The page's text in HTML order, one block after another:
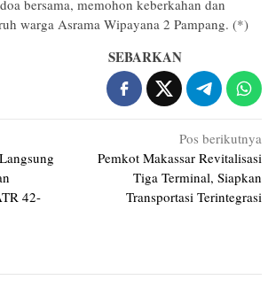
bersama, memohon keberkahan dan
warga Asrama Wipayana 2 Pampang. (*)
SEBARKAN
42-
Pos berikutnya
Pemkot Makassar Revitalisasi
Tiga Terminal, Siapkan
Transportasi Terintegrasi